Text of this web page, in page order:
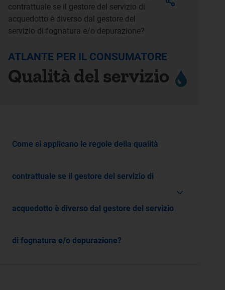
contrattuale se il gestore del servizio di
acquedotto è diverso dal gestore del
servizio di fognatura e/o depurazione?
ATLANTE PER IL CONSUMATORE
Qualità del servizio
Come si applicano le regole della qualità
contrattuale se il gestore del servizio di
acquedotto è diverso dal gestore del servizio
di fognatura e/o depurazione?